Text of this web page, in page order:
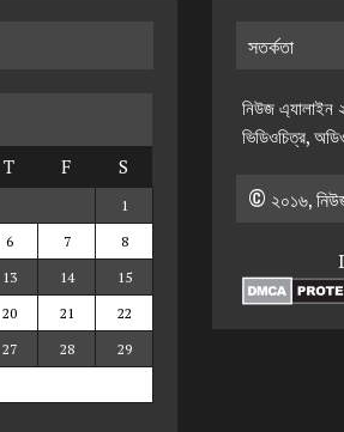
T F S
1
6 7
8
13 14
15
20 21
22
27 28
29
সতর্কতা
নিউজ এ্যালাইন
ভিডিওচিত্র,
© ২০১৬, নিউজ